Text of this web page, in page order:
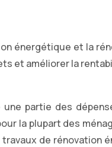
et la
et améliorer la
partie des
la plupart des
travaux de